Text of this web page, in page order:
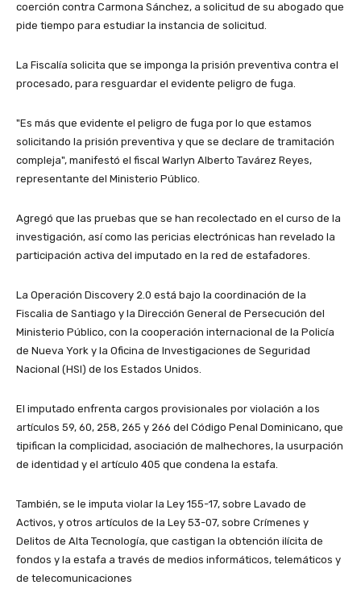
coerción contra Carmona Sánchez, a solicitud de su abogado que
pide tiempo para estudiar la instancia de solicitud.
La Fiscalía solicita que se imponga la prisión preventiva contra el
procesado, para resguardar el evidente peligro de fuga.
"Es más que evidente el peligro de fuga por lo que estamos
solicitando la prisión preventiva y que se declare de tramitación
compleja", manifestó el fiscal Warlyn Alberto Tavárez Reyes,
representante del Ministerio Público.
Agregó que las pruebas que se han recolectado en el curso de la
investigación, así como las pericias electrónicas han revelado la
participación activa del imputado en la red de estafadores.
La Operación Discovery 2.0 está bajo la coordinación de la
Fiscalia de Santiago y la Dirección General de Persecución del
Ministerio Público, con la cooperación internacional de la Policía
de Nueva York y la Oficina de Investigaciones de Seguridad
Nacional (HSI) de los Estados Unidos.
El imputado enfrenta cargos provisionales por violación a los
artículos 59, 60, 258, 265 y 266 del Código Penal Dominicano, que
tipifican la complicidad, asociación de malhechores, la usurpación
de identidad y el artículo 405 que condena la estafa.
También, se le imputa violar la Ley 155-17, sobre Lavado de
Activos, y otros artículos de la Ley 53-07, sobre Crímenes y
Delitos de Alta Tecnología, que castigan la obtención ilícita de
fondos y la estafa a través de medios informáticos, telemáticos y
de telecomunicaciones